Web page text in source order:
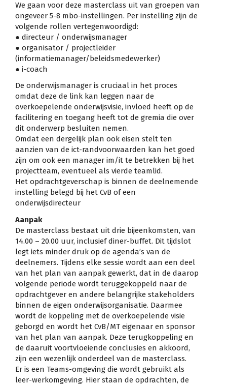
We gaan voor deze masterclass uit van groepen van
ongeveer 5-8 mbo-instellingen. Per instelling zijn de
volgende rollen vertegenwoordigd:
● directeur / onderwijsmanager
● organisator / projectleider
(informatiemanager/beleidsmedewerker)
● i-coach
De onderwijsmanager is cruciaal in het proces
omdat deze de link kan leggen naar de
overkoepelende onderwijsvisie, invloed heeft op de
facilitering en toegang heeft tot de gremia die over
dit onderwerp besluiten nemen.
Omdat een dergelijk plan ook eisen stelt ten
aanzien van de ict-randvoorwaarden kan het goed
zijn om ook een manager im/it te betrekken bij het
projectteam, eventueel als vierde teamlid.
Het opdrachtgeverschap is binnen de deelnemende
instelling belegd bij het CvB of een
onderwijsdirecteur
Aanpak
De masterclass bestaat uit drie bijeenkomsten, van
14.00 – 20.00 uur, inclusief diner-buffet. Dit tijdslot
legt iets minder druk op de agenda’s van de
deelnemers. Tijdens elke sessie wordt aan een deel
van het plan van aanpak gewerkt, dat in de daarop
volgende periode wordt teruggekoppeld naar de
opdrachtgever en andere belangrijke stakeholders
binnen de eigen onderwijsorganisatie. Daarmee
wordt de koppeling met de overkoepelende visie
geborgd en wordt het CvB/MT eigenaar en sponsor
van het plan van aanpak. Deze terugkoppeling en
de daaruit voortvloeiende conclusies en akkoord,
zijn een wezenlijk onderdeel van de masterclass.
Er is een Teams-omgeving die wordt gebruikt als
leer-werkomgeving. Hier staan de opdrachten, de